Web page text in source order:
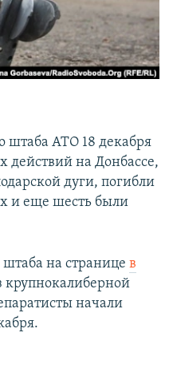
штаба АТО 18 декабря
действий на Донбассе,
дуги, погибли
и еще шесть были
на странице в
крупнокалиберной
начали